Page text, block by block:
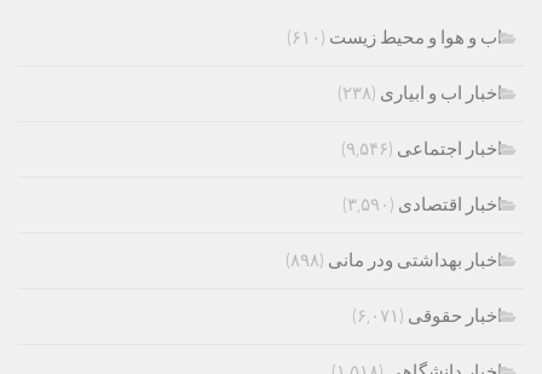
اب و هوا و محیط زیست (۶۱۰)
اخبار اب و ابیاری (۲۳۸)
اخبار اجتماعی (۹,۵۴۶)
اخبار اقتصادی (۳,۵۹۰)
اخبار بهداشتی ودر مانی (۸۹۸)
اخبار حقوقی (۶,۰۷۱)